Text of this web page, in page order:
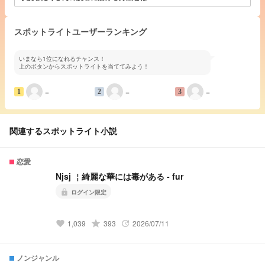
スポットライトユーザーランキング
いまなら1位になれるチャンス！
上のボタンからスポットライトを当ててみよう！
1 − 2 − 3 −
関連するスポットライト小説
恋愛
Njsj ￤綺麗な華には毒がある - fur
lock ログイン限定
favorite 1,039 grade 393 update 2026/07/11
ノンジャンル